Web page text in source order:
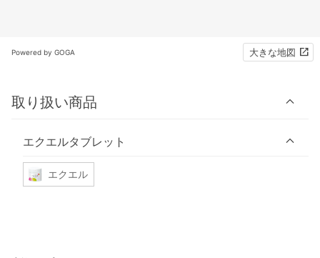
Powered by GOGA 大きな地図
取り扱い商品
エクエルタブレット
エクエル